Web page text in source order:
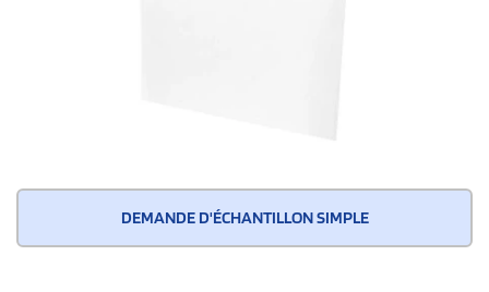
DEMANDE D'ÉCHANTILLON SIMPLE